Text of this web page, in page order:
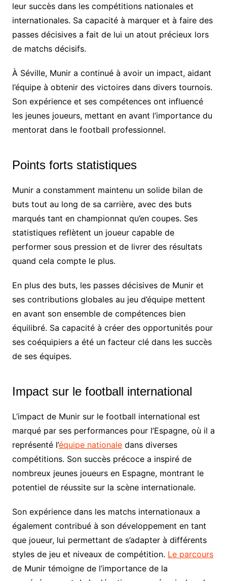
leur succès dans les compétitions nationales et
internationales. Sa capacité à marquer et à faire des
passes décisives a fait de lui un atout précieux lors
de matchs décisifs.
À Séville, Munir a continué à avoir un impact, aidant
l’équipe à obtenir des victoires dans divers tournois.
Son expérience et ses compétences ont influencé
les jeunes joueurs, mettant en avant l’importance du
mentorat dans le football professionnel.
Points forts statistiques
Munir a constamment maintenu un solide bilan de
buts tout au long de sa carrière, avec des buts
marqués tant en championnat qu’en coupes. Ses
statistiques reflètent un joueur capable de
performer sous pression et de livrer des résultats
quand cela compte le plus.
En plus des buts, les passes décisives de Munir et
ses contributions globales au jeu d’équipe mettent
en avant son ensemble de compétences bien
équilibré. Sa capacité à créer des opportunités pour
ses coéquipiers a été un facteur clé dans les succès
de ses équipes.
Impact sur le football international
L’impact de Munir sur le football international est
marqué par ses performances pour l’Espagne, où il a
représenté l’équipe nationaledans diverses
compétitions. Son succès précoce a inspiré de
nombreux jeunes joueurs en Espagne, montrant le
potentiel de réussite sur la scène internationale.
Son expérience dans les matchs internationaux a
également contribué à son développement en tant
que joueur, lui permettant de s’adapter à différents
styles de jeu et niveaux de compétition. Le parcours
de Munir témoigne de l’importance de la